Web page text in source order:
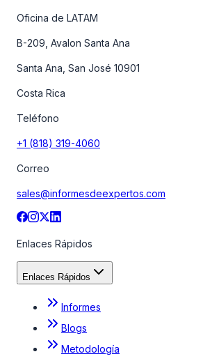
Oficina de LATAM
B-209, Avalon Santa Ana
Santa Ana, San José 10901
Costa Rica
Teléfono
+1 (818) 319-4060
Correo
sales@informesdeexpertos.com
Enlaces Rápidos
Enlaces Rápidos
Informes
Blogs
Metodología